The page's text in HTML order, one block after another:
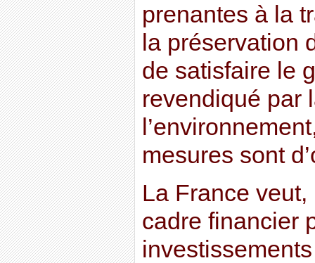
prenantes à la
la préservation
de satisfaire le
revendiqué par
mesures sont
La France
cadre financier